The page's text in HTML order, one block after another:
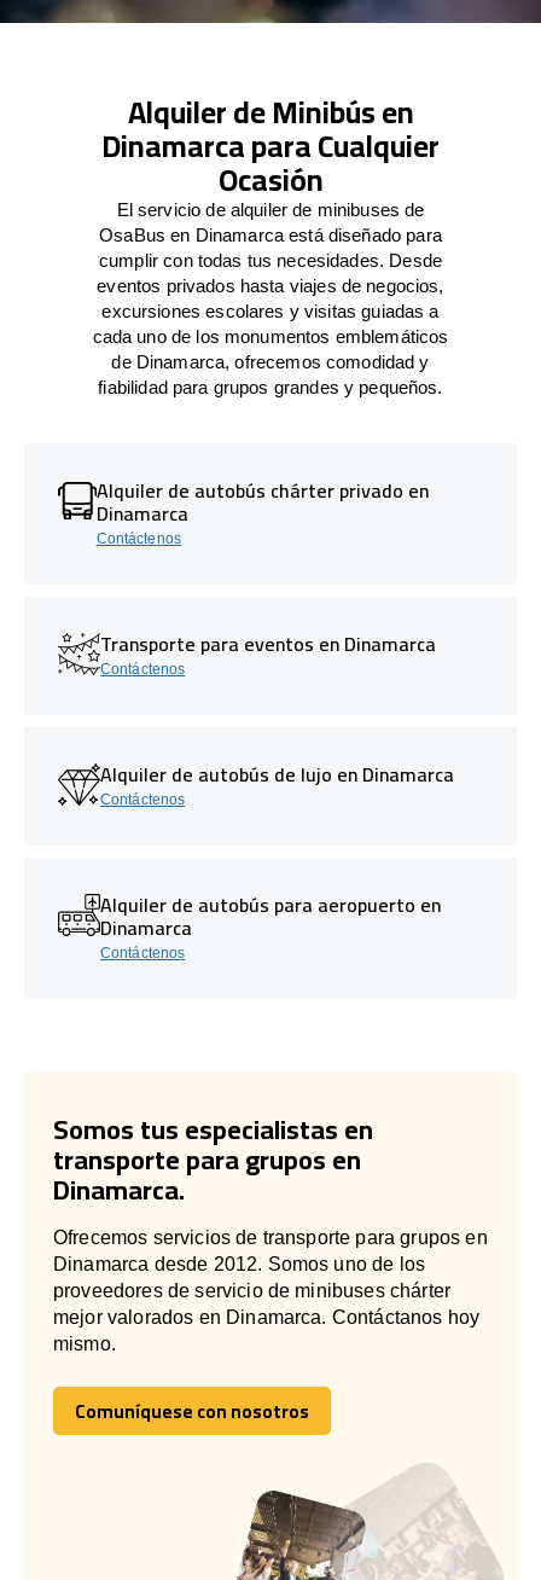
Alquiler de Minibús en
Dinamarca para Cualquier
Ocasión
El servicio de alquiler de minibuses de
OsaBus en Dinamarca está diseñado para
cumplir con todas tus necesidades. Desde
eventos privados hasta viajes de negocios,
excursiones escolares y visitas guiadas a
cada uno de los monumentos emblemáticos
de Dinamarca, ofrecemos comodidad y
fiabilidad para grupos grandes y pequeños.
Alquiler de autobús chárter privado en
Dinamarca
Contáctenos
Transporte para eventos en Dinamarca
Contáctenos
Alquiler de autobús de lujo en Dinamarca
Contáctenos
Alquiler de autobús para aeropuerto en
Dinamarca
Contáctenos
Somos tus especialistas en
transporte para grupos en
Dinamarca.
Ofrecemos servicios de transporte para grupos en
Dinamarca desde 2012. Somos uno de los
proveedores de servicio de minibuses chárter
mejor valorados en Dinamarca. Contáctanos hoy
mismo.
Comuníquese con nosotros
Comuníquese con nosotros